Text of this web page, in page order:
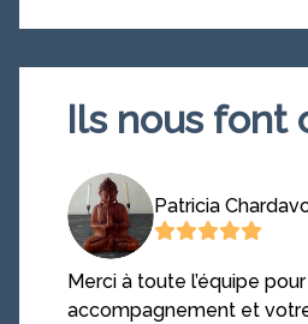
Ils nous font
Patricia
Merci à toute l’équipe
accompagnement et